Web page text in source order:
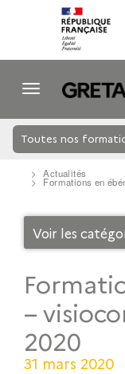
Toutes nos
Actualités
Formations en
Voir les
–
2020
31 mars 2020